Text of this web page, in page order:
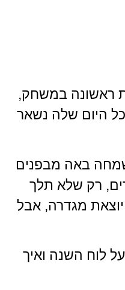
ראשונה במשחק,
היום שלה נשאר
באה מבפנים
רק שלא תלך
מגדרה, אבל
לוח השנה ואיך